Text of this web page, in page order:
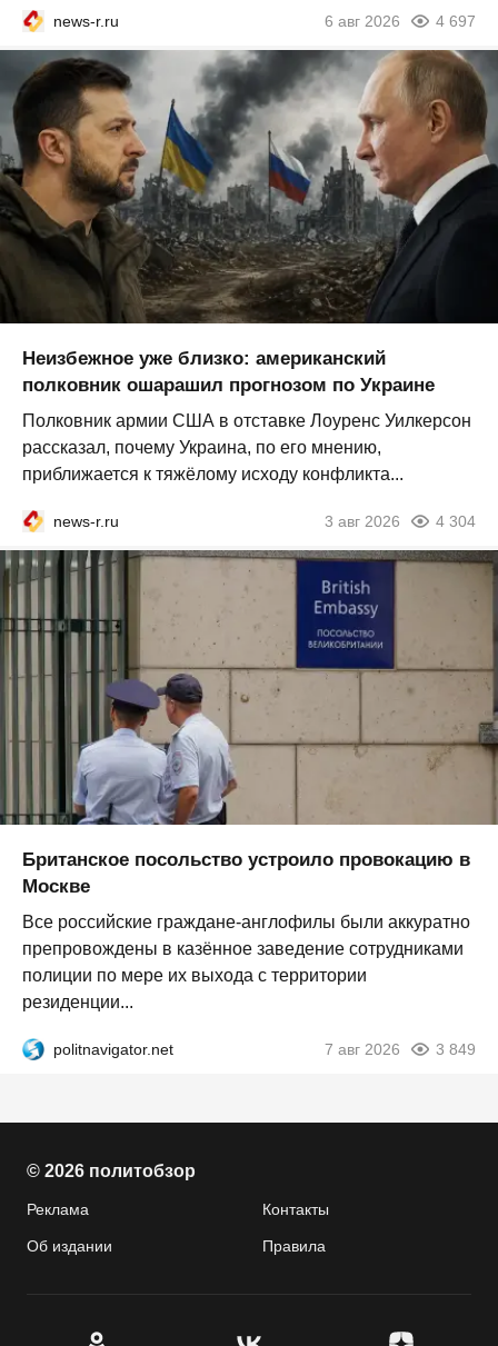
news-r.ru 6 авг 2026 4 697
Неизбежное уже близко: американский
полковник ошарашил прогнозом по Украине
Полковник армии США в отставке Лоуренс Уилкерсон
рассказал, почему Украина, по его мнению,
приближается к тяжёлому исходу конфликта...
news-r.ru 3 авг 2026 4 304
Британское посольство устроило провокацию в
Москве
Все российские граждане-англофилы были аккуратно
препровождены в казённое заведение сотрудниками
полиции по мере их выхода с территории
резиденции...
politnavigator.net 7 авг 2026 3 849
© 2026 политобзор
Реклама Контакты
Об издании Правила